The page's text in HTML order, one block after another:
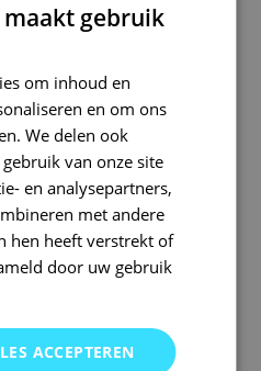
maakt gebruik
om inhoud en
en om ons
We delen ook
van onze site
en analysepartners,
met andere
hen heeft verstrekt of
door uw gebruik
ACCEPTEREN